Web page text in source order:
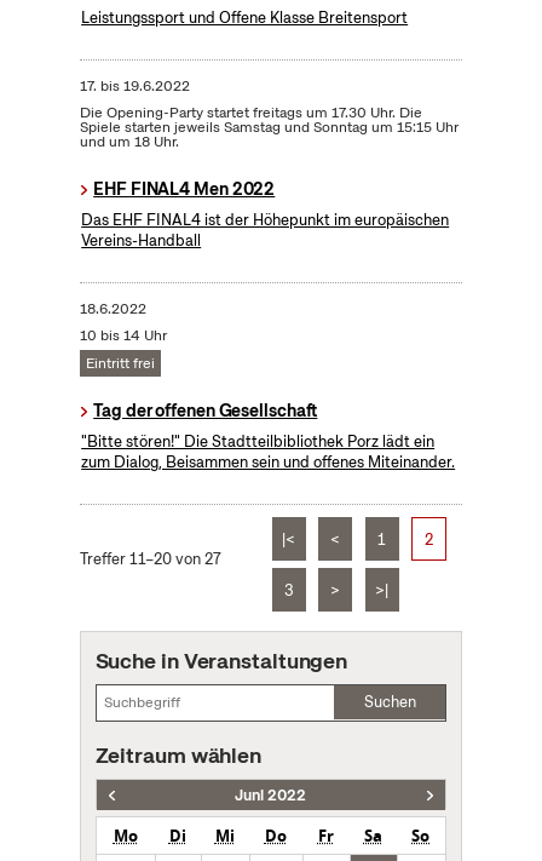
Leistungssport und Offene Klasse Breitensport
17. bis19.6.2022
Die Opening-Party startet freitags um 17.30 Uhr. Die
Spiele starten jeweils Samstag und Sonntag um 15:15 Uhr
und um 18 Uhr.
EHF FINAL4 Men 2022
Das EHF FINAL4 ist der Höhepunkt im europäischen
Vereins-Handball
18.6.2022
10 bis 14 Uhr
Eintritt frei
Tag der offenen Gesellschaft
"Bitte stören!" Die Stadtteilbibliothek Porz lädt ein
zum Dialog, Beisammen sein und offenes Miteinander.
Treffer 11–20 von 27
|< < 1 2
3 > >|
Suche in Veranstaltungen
Suchen
Zeitraum wählen
Juni 2022
Mo Di Mi Do Fr Sa
So